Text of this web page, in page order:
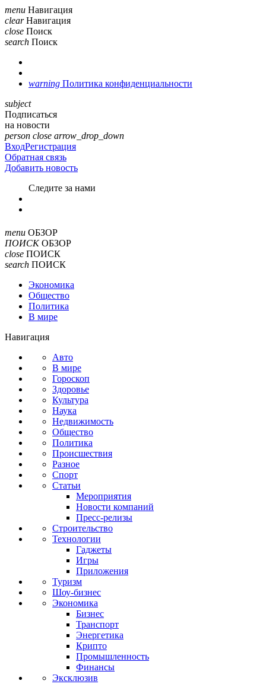
menu Навигация
clear Навигация
close Поиск
search Поиск
warning Политика конфиденциальности
subject
Подписаться
на новости
person close arrow_drop_down
ВходРегистрация
Обратная связь
Добавить новость
Cледите за нами
menu ОБЗОР
ПОИСК ОБЗОР
close ПОИСК
search ПОИСК
Экономика
Общество
Политика
В мире
Навигация
Авто
В мире
Гороскоп
Здоровье
Культура
Наука
Недвижимость
Общество
Политика
Происшествия
Разное
Спорт
Статьи
Мероприятия
Новости компаний
Пресс-релизы
Строительство
Технологии
Гаджеты
Игры
Приложения
Туризм
Шоу-бизнес
Экономика
Бизнес
Транспорт
Энергетика
Крипто
Промышленность
Финансы
Эксклюзив